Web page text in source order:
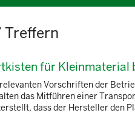
Treffern
für Kleinmaterial
Vorschriften der
das Mitführen einer
dass der Hersteller den